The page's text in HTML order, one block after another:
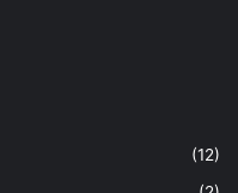
(12)